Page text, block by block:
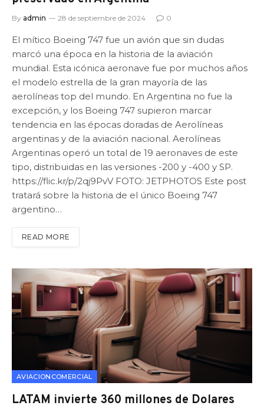
By admin 28 de septiembre de 2024 0
El mítico Boeing 747 fue un avión que sin dudas
marcó una época en la historia de la aviación
mundial. Esta icónica aeronave fue por muchos años
el modelo estrella de la gran mayoría de las
aerolíneas top del mundo. En Argentina no fue la
excepción, y los Boeing 747 supieron marcar
tendencia en las épocas doradas de Aerolíneas
argentinas y de la aviación nacional. Aerolíneas
Argentinas operó un total de 19 aeronaves de este
tipo, distribuidas en las versiones -200 y -400 y SP.
https://flic.kr/p/2qj9PvV FOTO: JETPHOTOS Este post
tratará sobre la historia de el único Boeing 747
argentino…
READ MORE
AVIACIONCOMERCIAL
LATAM invierte 360 millones de Dolares